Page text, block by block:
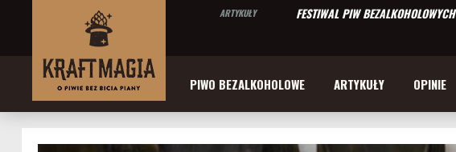
ARTYKUŁY FESTIWAL PIW BEZALKOHOLOWYCH
PIWO BEZALKOHOLOWE ARTYKUŁY OPINIE